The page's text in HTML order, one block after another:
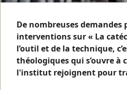
De nombreuses demandes
interventions sur « La
l’outil et de la technique,
théologiques qui s’ouvre à
l'institut rejoignent pour